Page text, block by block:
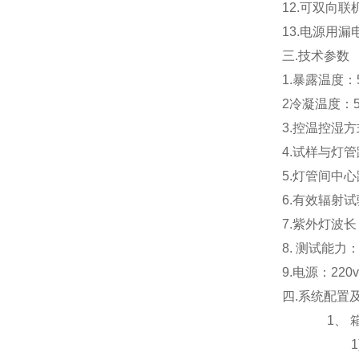
12.可双向联
13.电源用漏
三.技术参数
1.暴露温度
2冷凝温度
3.控温控湿
4.试样与灯
5.灯管间中
6.有效辐射
7.紫外灯波
8. 测试能力
9.电源：
四.系统配置
1、